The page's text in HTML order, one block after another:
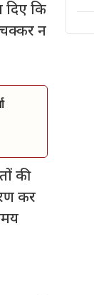
दिए कि
चक्कर न
की
कर